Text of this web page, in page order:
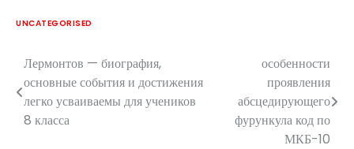
UNCATEGORISED
Навигация
по
записям
Лермонтов — биография,
основные события и достижения
легко усваиваемы для учеников
8 класса
особенности
проявления
абсцедирующего
фурункула код по
МКБ-10